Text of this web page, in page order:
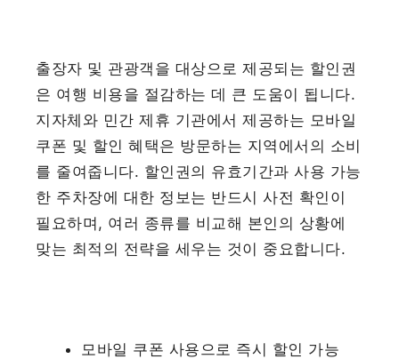
출장자 및 관광객을 대상으로 제공되는 할인권
은 여행 비용을 절감하는 데 큰 도움이 됩니다.
지자체와 민간 제휴 기관에서 제공하는 모바일
쿠폰 및 할인 혜택은 방문하는 지역에서의 소비
를 줄여줍니다. 할인권의 유효기간과 사용 가능
한 주차장에 대한 정보는 반드시 사전 확인이
필요하며, 여러 종류를 비교해 본인의 상황에
맞는 최적의 전략을 세우는 것이 중요합니다.
모바일 쿠폰 사용으로 즉시 할인 가능